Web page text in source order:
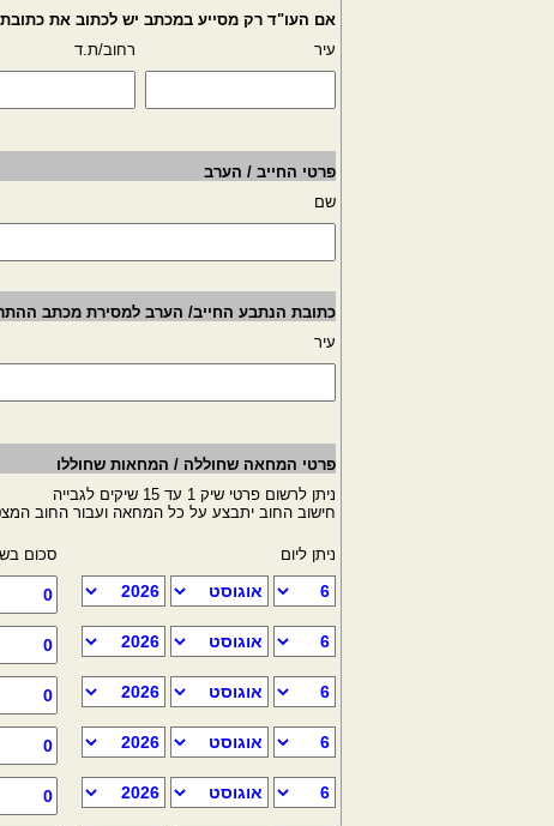
אם העו"ד רק מסייע במכתב יש לכתוב את
עיר
רחוב/ת.ד
פרטי החייב / הערב
שם
כתובת הנתבע החייב/ הערב למסירת מכתב
עיר
פרטי המחאה שחוללה / המחאות שחוללו
ניתן לרשום פרטי שיק 1 עד 15 שיקים לגבייה
חישוב החוב יתבצע על כל המחאה ועבור החוב
ניתן ליום סכום